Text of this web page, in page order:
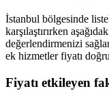
İstanbul bölgesinde
karşılaştırırken
değerlendirmenizi
ek hizmetler fiyatı
Fiyatı etkileyen